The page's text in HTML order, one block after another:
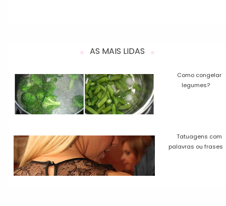
AS MAIS LIDAS
Como congelar
legumes?
Tatuagens com
palavras ou frases